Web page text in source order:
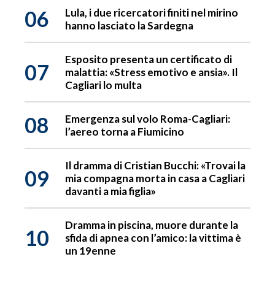
06
Lula, i due ricercatori finiti nel mirino
hanno lasciato la Sardegna
07
Esposito presenta un certificato di
malattia: «Stress emotivo e ansia». Il
Cagliari lo multa
08
Emergenza sul volo Roma-Cagliari:
l’aereo torna a Fiumicino
09
Il dramma di Cristian Bucchi: «Trovai la
mia compagna morta in casa a Cagliari
davanti a mia figlia»
10
Dramma in piscina, muore durante la
sfida di apnea con l’amico: la vittima è
un 19enne